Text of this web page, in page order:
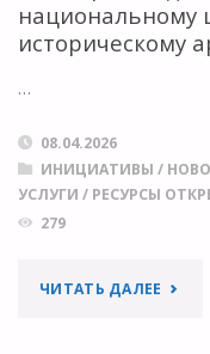
национальному
историческому
…
08.04.2026
ИНИЦИАТИВЫ /
УСЛУГИ / РЕСУРСЫ
279
ЧИТАТЬ ДАЛЕЕ